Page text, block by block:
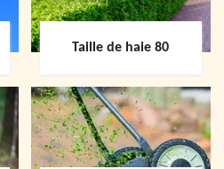
Taille de haie 80